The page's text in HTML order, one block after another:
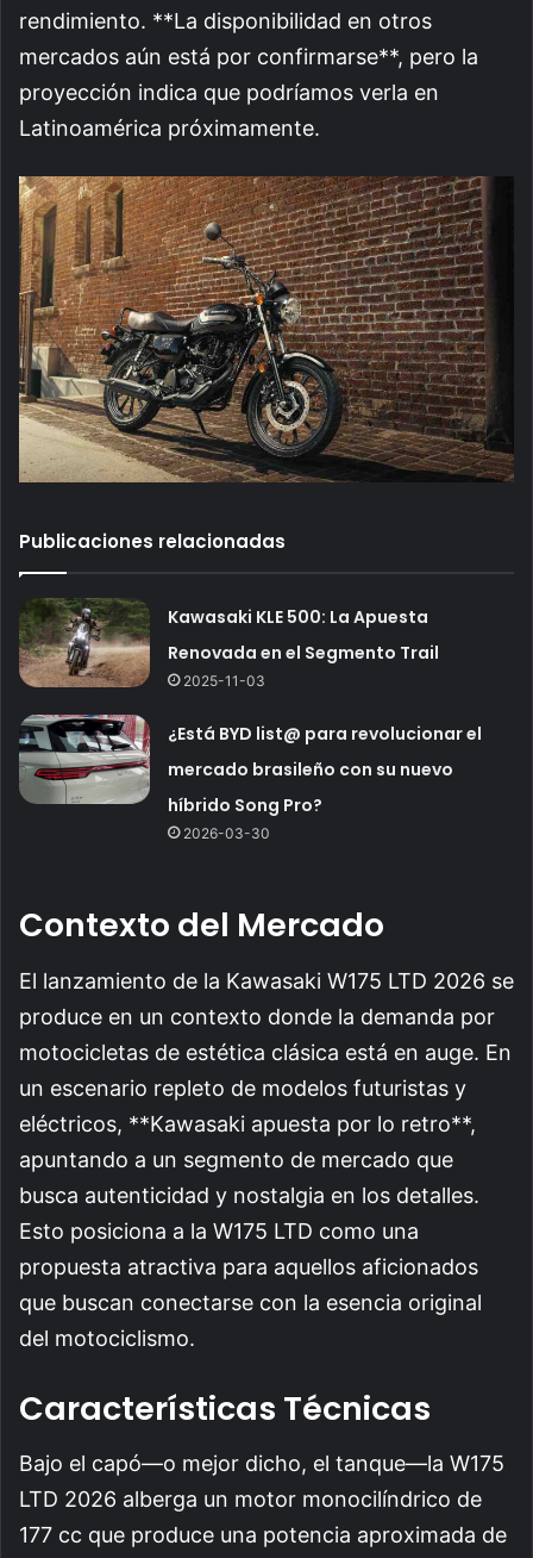
rendimiento. **La disponibilidad en otros
mercados aún está por confirmarse**, pero la
proyección indica que podríamos verla en
Latinoamérica próximamente.
Publicaciones relacionadas
Kawasaki KLE 500: La Apuesta
Renovada en el Segmento Trail
2025-11-03
¿Está BYD list@ para revolucionar el
mercado brasileño con su nuevo
híbrido Song Pro?
2026-03-30
Contexto del Mercado
El lanzamiento de la Kawasaki W175 LTD 2026 se
produce en un contexto donde la demanda por
motocicletas de estética clásica está en auge. En
un escenario repleto de modelos futuristas y
eléctricos, **Kawasaki apuesta por lo retro**,
apuntando a un segmento de mercado que
busca autenticidad y nostalgia en los detalles.
Esto posiciona a la W175 LTD como una
propuesta atractiva para aquellos aficionados
que buscan conectarse con la esencia original
del motociclismo.
Características Técnicas
Bajo el capó—o mejor dicho, el tanque—la W175
LTD 2026 alberga un motor monocilíndrico de
177 cc que produce una potencia aproximada de